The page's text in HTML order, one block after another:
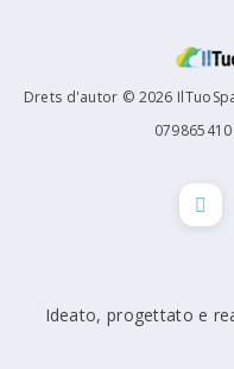
Drets d'autor © 2026
Ideato, progettato e